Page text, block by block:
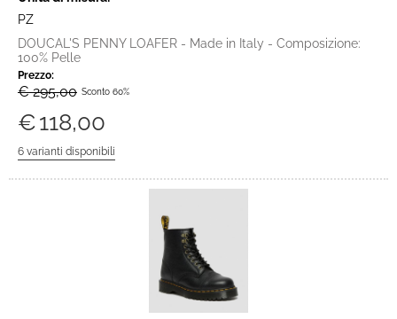
PZ
DOUCAL'S PENNY LOAFER - Made in Italy - Composizione:
100% Pelle
Prezzo:
€ 295,00 Sconto 60%
€118,00